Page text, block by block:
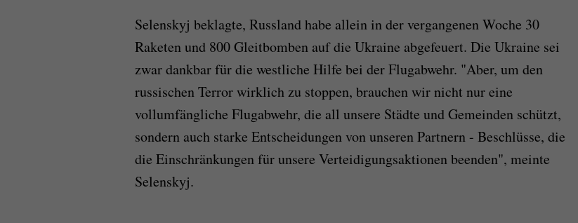
Selenskyj beklagte, Russland habe allein in der vergangenen Woche 30
Raketen und 800 Gleitbomben auf die Ukraine abgefeuert. Die Ukraine sei
zwar dankbar für die westliche Hilfe bei der Flugabwehr. "Aber, um den
russischen Terror wirklich zu stoppen, brauchen wir nicht nur eine
vollumfängliche Flugabwehr, die all unsere Städte und Gemeinden schützt,
sondern auch starke Entscheidungen von unseren Partnern - Beschlüsse, die
die Einschränkungen für unsere Verteidigungsaktionen beenden", meinte
Selenskyj.